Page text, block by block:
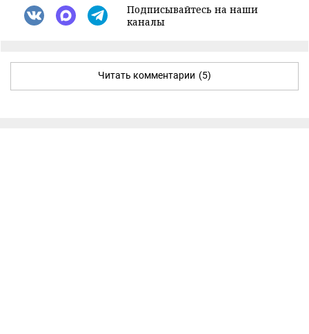
Подписывайтесь на наши
каналы
Читать комментарии (5)